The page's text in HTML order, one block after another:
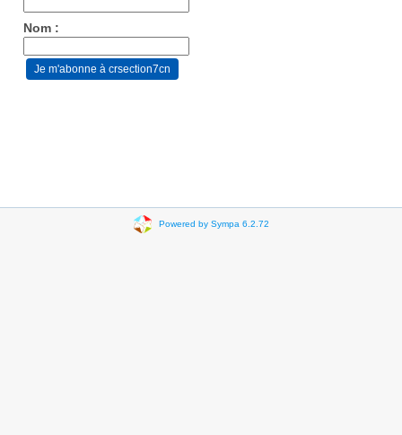
Nom :
Powered by Sympa 6.2.72